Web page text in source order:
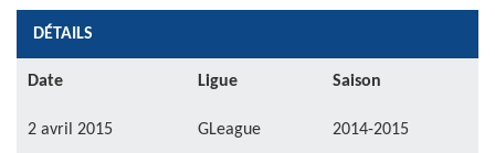
DÉTAILS
Date Ligue Saison
2 avril 2015 GLeague 2014-2015